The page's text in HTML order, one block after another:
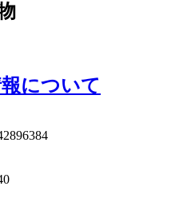
について